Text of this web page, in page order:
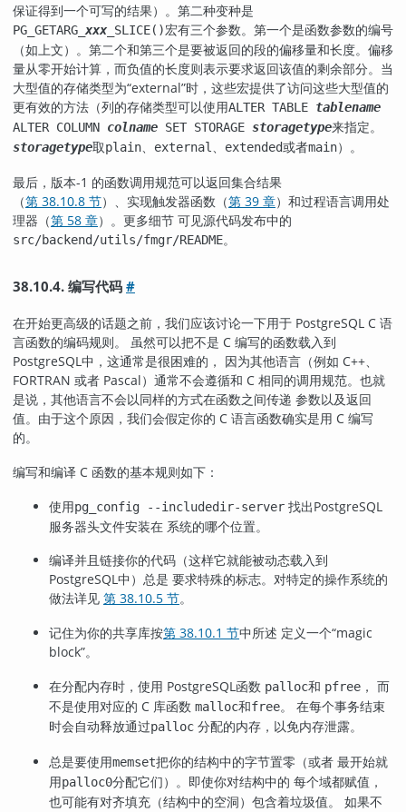
保证得到一个可写的结果）。第二种变种是
PG_GETARG_ xxx _SLICE()宏有三个参数。第一个是函数参数的编号
（如上文）。第二个和第三个是要被返回的段的偏移量和长度。偏移
量从零开始计算，而负值的长度则表示要求返回该值的剩余部分。当
大型值的存储类型为“external”时，这些宏提供了访问这些大型值的
更有效的方法（列的存储类型可以使用ALTER TABLE tablename
ALTER COLUMN colname SET STORAGE storagetype来指定。
storagetype取plain、 external 、 extended或者main）。
最后，版本-1 的函数调用规范可以返回集合结果
（第 38.10.8 节）、实现触发器函数（第 39 章）和过程语言调用处
理器（第 58 章）。更多细节 可见源代码发布中的
src/backend/utils/fmgr/README。
38.10.4. 编写代码#
在开始更高级的话题之前，我们应该讨论一下用于 PostgreSQL C 语
言函数的编码规则。 虽然可以把不是 C 编写的函数载入到
PostgreSQL中，这通常是很困难的， 因为其他语言（例如 C++、
FORTRAN 或者 Pascal）通常不会遵循和 C 相同的调用规范。也就
是说，其他语言不会以同样的方式在函数之间传递 参数以及返回
值。由于这个原因，我们会假定你的 C 语言函数确实是用 C 编写
的。
编写和编译 C 函数的基本规则如下：
使用pg_config --includedir-server 找出PostgreSQL
服务器头文件安装在 系统的哪个位置。
编译并且链接你的代码（这样它就能被动态载入到
PostgreSQL中）总是 要求特殊的标志。对特定的操作系统的
做法详见 第 38.10.5 节。
记住为你的共享库按第 38.10.1 节中所述 定义一个“magic
block”。
在分配内存时，使用 PostgreSQL函数 palloc和 pfree ， 而
不是使用对应的 C 库函数 malloc和free。 在每个事务结束
时会自动释放通过palloc 分配的内存，以免内存泄露。
总是要使用memset把你的结构中的字节置零（或者 最开始就
用palloc0分配它们）。即使你对结构中的 每个域都赋值，
也可能有对齐填充（结构中的空洞）包含着垃圾值。 如果不